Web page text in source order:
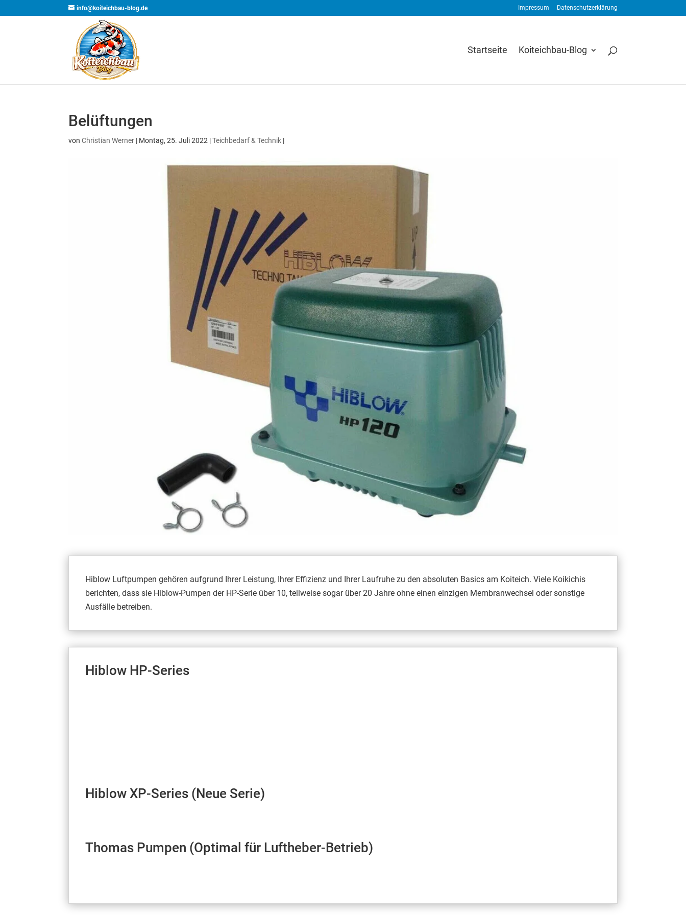
info@koiteichbau-blog.de Impressum Datenschutzerklärung
Startseite Koiteichbau-Blog
Belüftungen
vonChristian Werner | Montag, 25. Juli 2022 |Teichbedarf & Technik |
Hiblow Luftpumpen gehören aufgrund Ihrer Leistung, Ihrer Effizienz und Ihrer Laufruhe zu den absoluten Basics am Koiteich. Viele Koikichis
berichten, dass sie Hiblow-Pumpen der HP-Serie über 10, teilweise sogar über 20 Jahre ohne einen einzigen Membranwechsel oder sonstige
Ausfälle betreiben.
Hiblow HP-Series
Hiblow XP-Series (Neue Serie)
Thomas Pumpen (Optimal für Luftheber-Betrieb)